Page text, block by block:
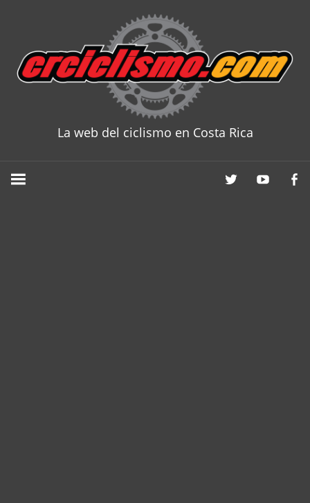
content
La web del ciclismo en Costa Rica